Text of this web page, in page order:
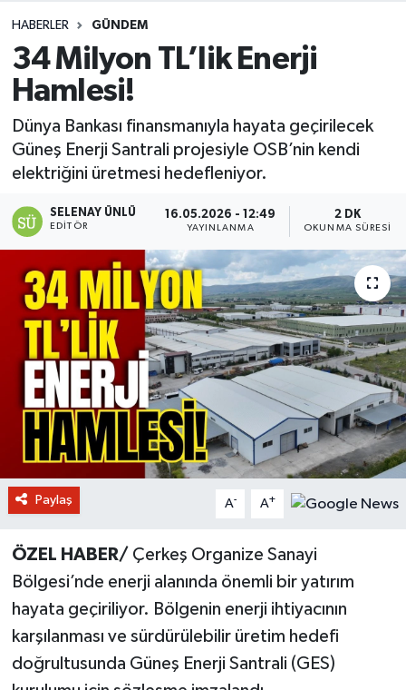
HABERLER GÜNDEM
34 Milyon TL’lik Enerji
Hamlesi!
Dünya Bankası finansmanıyla hayata geçirilecek
Güneş Enerji Santrali projesiyle OSB’nin kendi
elektriğini üretmesi hedefleniyor.
SELENAY ÜNLÜ
EDITÖR
16.05.2026 - 12:49
YAYINLANMA
2 DK
OKUNMA SÜRESI
Paylaş A- A+
ÖZEL HABER/ Çerkeş Organize Sanayi
Bölgesi’nde enerji alanında önemli bir yatırım
hayata geçiriliyor. Bölgenin enerji ihtiyacının
karşılanması ve sürdürülebilir üretim hedefi
doğrultusunda Güneş Enerji Santrali (GES)